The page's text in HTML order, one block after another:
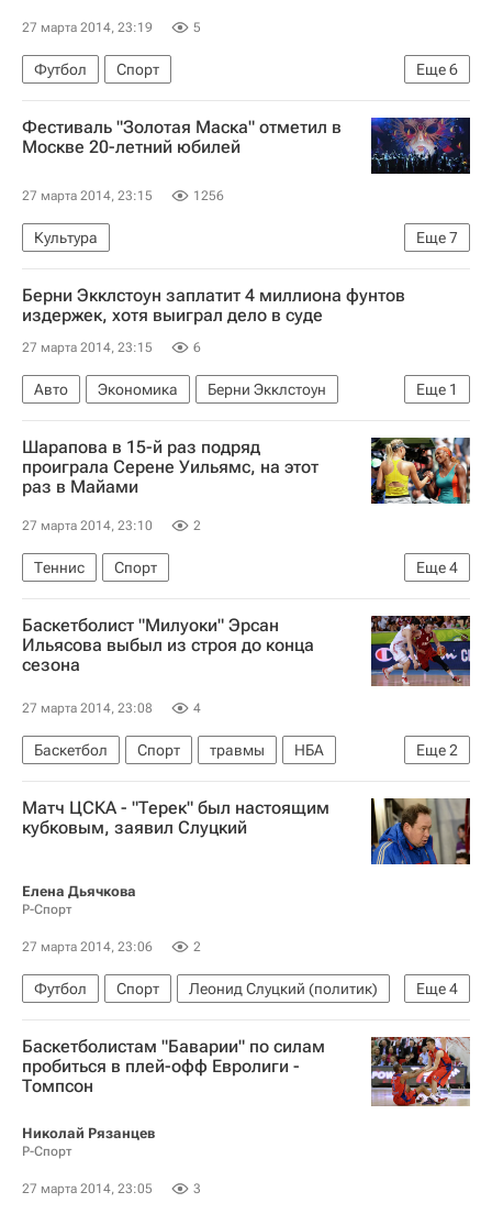
27 марта 2014, 23:19 5
Еще6
Футбол
Спорт
Мультимедийный спортивный пакет
Рашид Рахимов
Кубок России по футболу
ПФК ЦСКА
Фестиваль "Золотая Маска" отметил в
Москве 20-летний юбилей
27 марта 2014, 23:15 1256
Еще7
Культура
20-й театральный фестиваль "Золотая Маска"
Москва
Центральный ФО
Весь мир
Европа
Театральный фестиваль "Золотая Маска"
Россия
Берни Экклстоун заплатит 4 миллиона фунтов
издержек, хотя выиграл дело в суде
27 марта 2014, 23:15 6
Еще 1
Авто Экономика
Берни Экклстоун
Формула-1
Шарапова в 15-й раз подряд
проиграла Серене Уильямс, на этот
раз в Майами
27 марта 2014, 23:10 2
Еще4
Теннис
Спорт
Мультимедийный спортивный пакет
WTA Майами
Серена Уильямс
Мария Шарапова
Баскетболист "Милуоки" Эрсан
Ильясова выбыл из строя до конца
сезона
27 марта 2014, 23:08 4
Еще2
Баскетбол Спорт травмы
НБА
Милуоки Бакс
Эрсан Ильясова
Матч ЦСКА - "Терек" был настоящим
кубковым, заявил Слуцкий
Елена Дьячкова
Р-Спорт
27 марта 2014, 23:06 2
Еще4
Футбол Спорт
Леонид Слуцкий (политик)
Матчи 1/4 финала Кубка России по футболу
Кубок России по футболу
Ахмат
ПФК ЦСКА
Баскетболистам "Баварии" по силам
пробиться в плей-офф Евролиги -
Томпсон
Николай Рязанцев
Р-Спорт
27 марта 2014, 23:05 3